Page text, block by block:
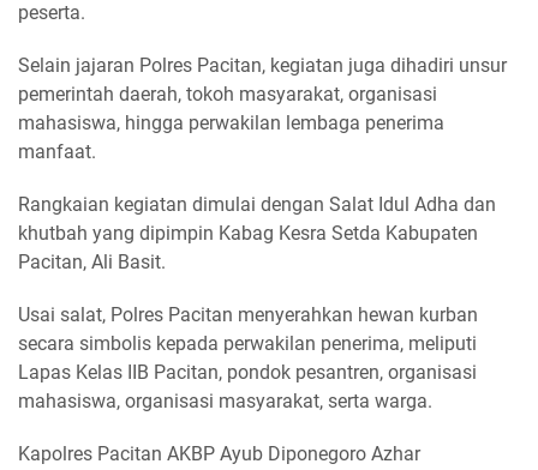
peserta.
Selain jajaran Polres Pacitan, kegiatan juga dihadiri unsur
pemerintah daerah, tokoh masyarakat, organisasi
mahasiswa, hingga perwakilan lembaga penerima
manfaat.
Rangkaian kegiatan dimulai dengan Salat Idul Adha dan
khutbah yang dipimpin Kabag Kesra Setda Kabupaten
Pacitan, Ali Basit.
Usai salat, Polres Pacitan menyerahkan hewan kurban
secara simbolis kepada perwakilan penerima, meliputi
Lapas Kelas IIB Pacitan, pondok pesantren, organisasi
mahasiswa, organisasi masyarakat, serta warga.
Kapolres Pacitan AKBP Ayub Diponegoro Azhar